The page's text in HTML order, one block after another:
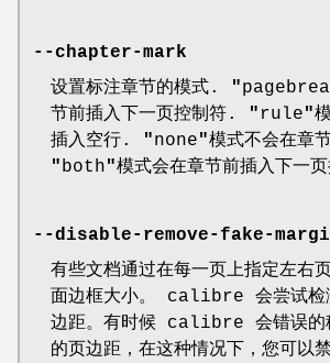
--chapter-mark
设置标注章节的模式.
"
节前插入下一页控制符.
" rule"
插入空行.
"none"模式不会在章
"both"模式会在章节前插入下一
--disable-remove-fake-
有些文档通过在每一页上指定左右
面边框大小。 calibre 会尝试检
边距。有时候 calibre 会错误的
的页边距，在这种情况下，您可以